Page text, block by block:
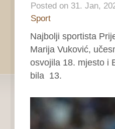
Posted on 31. Jan,
Sport
Najbolji sportista
Marija Vuković,
osvojila 18. mjesto i
bila 13.